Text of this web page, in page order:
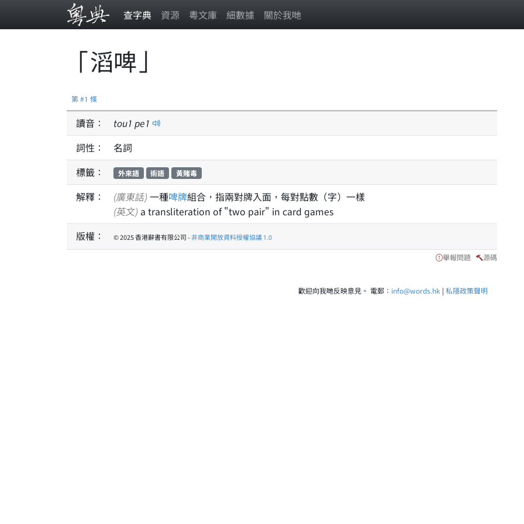
查字典 資源 粵文庫 細數據 關於我哋
「滔啤」
第 #1 條
讀音： tou1 pe1
詞性：
名詞
標籤：
外來語 術語 黃賭毒
解釋： (廣東話) 一種啤牌組合，指兩對牌入面，每對點數（字）一樣
(英文) a transliteration of "two pair" in card games
版權：
© 2025 香港辭書有限公司 -非商業開放資料授權協議 1.0
舉報問題 源碼
歡迎向我哋反映意見。 電郵： info@words.hk | 私隱政策聲明